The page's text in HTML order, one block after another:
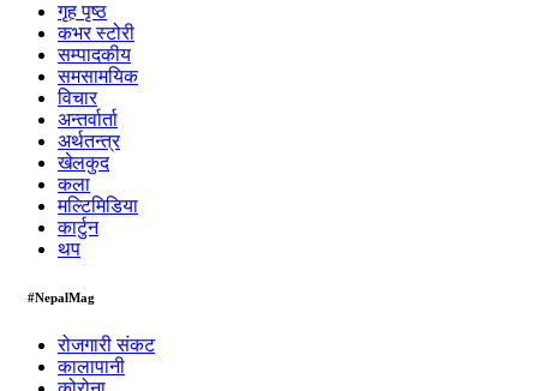
गृह पृष्ठ
कभर स्टोरी
सम्पादकीय
समसामयिक
विचार
अन्तर्वार्ता
अर्थतन्त्र
खेलकुद
कला
मल्टिमिडिया
कार्टुन
थप
#NepalMag
रोजगारी संकट
कालापानी